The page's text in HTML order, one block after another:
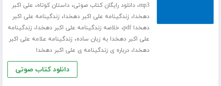
mp3،دانلود رایگان کتاب صوتی،داستان کوتاه، علی اکبر
دهخدا، زندگینامه علی اکبر دهخدا، زندگینامه علی اکبر
دهخدا pdf
، خلاصه زندگینامه علی اکبر دهخدا، زندگینامه
علی اکبر دهخدا به زبان ساده، زندگینامه علامه علی اکبر
دهخدا،درباره ی زندگینامه ی علی اکبر دهخدا
دانلود کتاب صوتی